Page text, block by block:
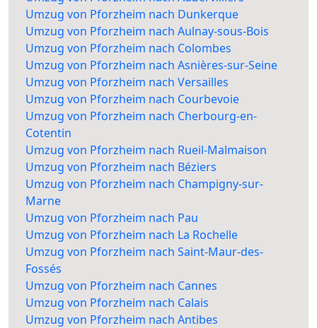
Umzug von Pforzheim nach Dunkerque
Umzug von Pforzheim nach Aulnay-sous-Bois
Umzug von Pforzheim nach Colombes
Umzug von Pforzheim nach Asnières-sur-Seine
Umzug von Pforzheim nach Versailles
Umzug von Pforzheim nach Courbevoie
Umzug von Pforzheim nach Cherbourg-en-
Cotentin
Umzug von Pforzheim nach Rueil-Malmaison
Umzug von Pforzheim nach Béziers
Umzug von Pforzheim nach Champigny-sur-
Marne
Umzug von Pforzheim nach Pau
Umzug von Pforzheim nach La Rochelle
Umzug von Pforzheim nach Saint-Maur-des-
Fossés
Umzug von Pforzheim nach Cannes
Umzug von Pforzheim nach Calais
Umzug von Pforzheim nach Antibes